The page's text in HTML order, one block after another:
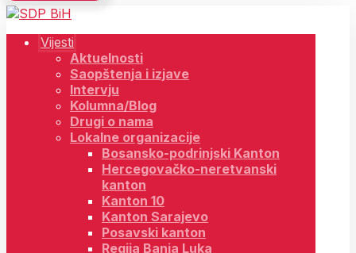
Vijesti
Aktuelnosti
Saopštenja i izjave
Intervju
Kolumna/Blog
Drugi o nama
Lokalne organizacije
Bosansko-podrinjski Kanton
Hercegovačko-neretvanski
kanton
Kanton 10
Kanton Sarajevo
Posavski kanton
Regija Banja Luka